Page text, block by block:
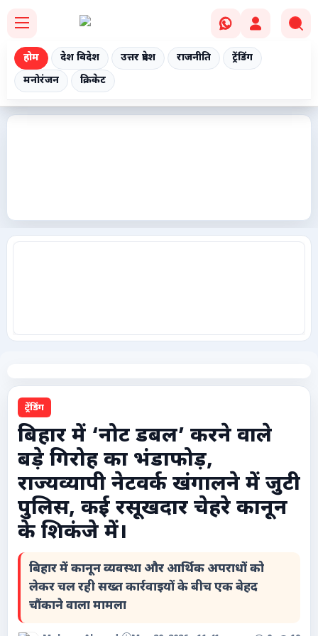
होम देश विदेश उत्तर प्रदेश राजनीति
ट्रेंडिंग
मनोरंजन
क्रिकेट
ट्रेंडिंग
टेक्नोलॉजी / गैजेट्स
लाइफस्टाइल
वायरल
स्पेशल
साहित्य
विशेष लेख
धर्म और अध्यात्म
ट्रेंडिंग
बिहार में ‘नोट डबल’ करने वाले
बड़े गिरोह का भंडाफोड़,
राज्यव्यापी नेटवर्क खंगालने में जुटी
पुलिस, कई रसूखदार चेहरे कानून
के शिकंजे में।
बिहार में कानून व्यवस्था और आर्थिक अपराधों को
लेकर चल रही सख्त कार्रवाइयों के बीच एक बेहद
चौंकाने वाला मामला